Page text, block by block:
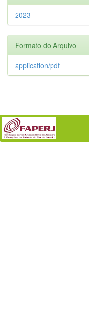
2023
Formato do Arquivo
application/pdf